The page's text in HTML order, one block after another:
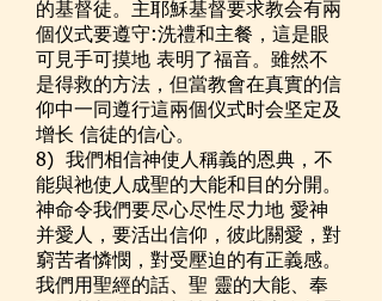
的基督徒。主耶穌基督要求教会有兩
個仪式要遵守:洗禮和主餐，這是眼
可見手可摸地 表明了福音。雖然不
是得救的方法，但當教會在真實的信
仰中一同遵行這兩個仪式时会坚定及
增长 信徒的信心。
8) 我們相信神使人稱義的恩典，不
能與祂使人成聖的大能和目的分開。
神命令我們要尽心尽性尽力地 愛神
并愛人，要活出信仰，彼此關愛，對
窮苦者憐憫，對受壓迫的有正義感。
我們用聖經的話、聖 靈的大能、奉